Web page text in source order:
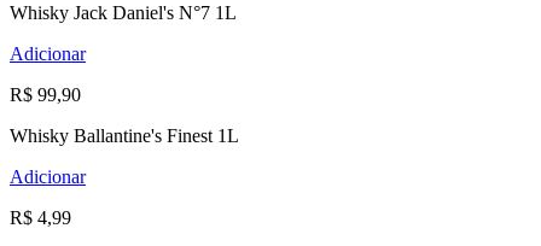
Whisky Jack Daniel's N°7 1L
Adicionar
R$ 99,90
Whisky Ballantine's Finest 1L
Adicionar
R$ 4,99